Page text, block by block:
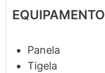
EQUIPAMENTO
Panela
Tigela